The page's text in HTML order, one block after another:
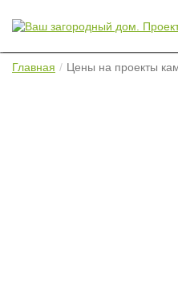
Главная Цены на проекты